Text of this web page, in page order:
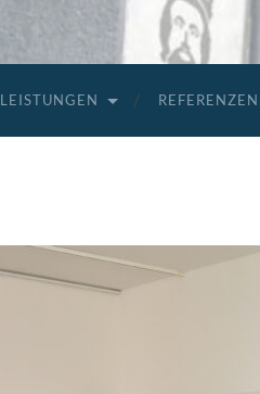
LEISTUNGEN REFERENZEN